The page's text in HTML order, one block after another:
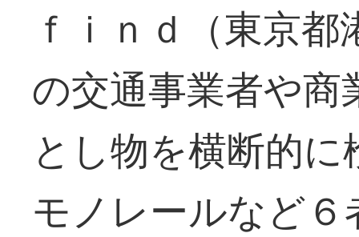
ｆｉｎｄ（東京
の交通事業者や
とし物を横断的
モノレールなど